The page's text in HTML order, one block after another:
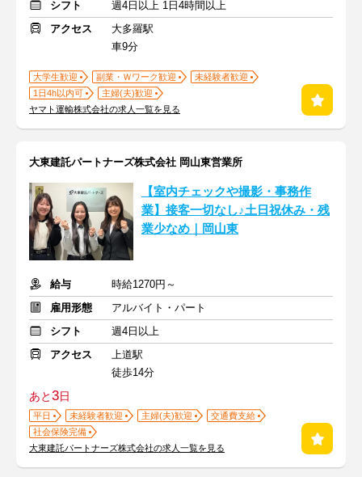
シフト
週4日以上 1日4時間以上
アクセス
大多羅駅
車9分
大学生歓迎 副業・Ｗワーク歓迎
未経験者歓迎
1日4h以内可
主婦(夫)歓迎
ヤマト運輸株式会社の求人一覧を見る
大東建託パートナーズ株式会社 岡山東営業所
【室内チェックや撮影・事務作
業】接客一切なし♪土日祝休み・残
業少なめ｜岡山東
給与
時給1270円～
雇用形態
アルバイト・パート
シフト
週4日以上
アクセス
上道駅
徒歩14分
あと3日
平日 未経験者歓迎 主婦(夫)歓迎
交通費支給
社会保険完備
大東建託パートナーズ株式会社の求人一覧を見る